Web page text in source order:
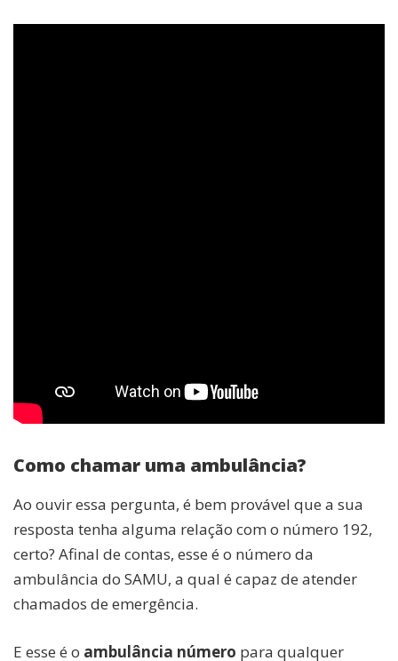
Como chamar uma ambulância?
Ao ouvir essa pergunta, é bem provável que a sua
resposta tenha alguma relação com o número 192,
certo? Afinal de contas, esse é o número da
ambulância do SAMU, a qual é capaz de atender
chamados de emergência.
E esse é o ambulância número para qualquer